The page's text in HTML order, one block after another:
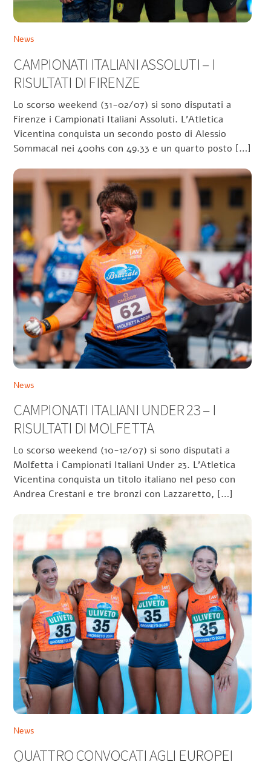
News
CAMPIONATI ITALIANI ASSOLUTI – I
RISULTATI DI FIRENZE
Lo scorso weekend (31-02/07) si sono disputati a
Firenze i Campionati Italiani Assoluti. L’Atletica
Vicentina conquista un secondo posto di Alessio
Sommacal nei 400hs con 49.33 e un quarto posto […]
News
CAMPIONATI ITALIANI UNDER 23 – I
RISULTATI DI MOLFETTA
Lo scorso weekend (10-12/07) si sono disputati a
Molfetta i Campionati Italiani Under 23. L’Atletica
Vicentina conquista un titolo italiano nel peso con
Andrea Crestani e tre bronzi con Lazzaretto, […]
News
QUATTRO CONVOCATI AGLI EUROPEI